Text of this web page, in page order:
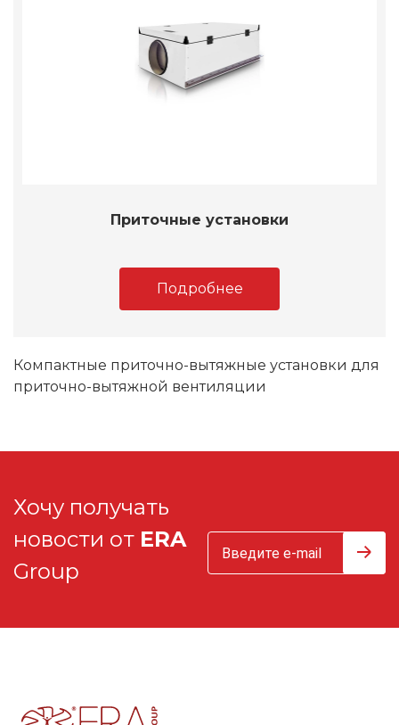
Приточные установки
Подробнее
Компактные приточно-вытяжные установки для
приточно-вытяжной вентиляции
Хочу получать
новости от ERA
Group